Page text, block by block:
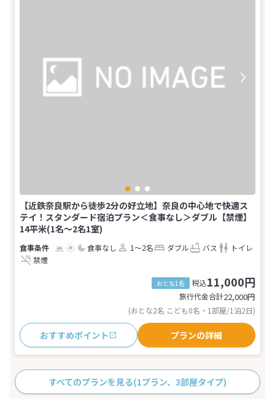
【近鉄奈良駅から徒歩2分の好立地】奈良の中心地で快適ス
テイ！スタンダード宿泊プラン＜食事なし＞ダブル【禁煙】
14平米(1名～2名1室)
食事なし 1～2名 ダブル バス
トイレ
禁煙
おとな1名 税込11,000円
旅行代金合計22,000円
(おとな2名 こども0名・1部屋/1泊2日)
おすすめポイント プランの詳細
すべてのプランを見る(1プラン、3部屋タイプ)